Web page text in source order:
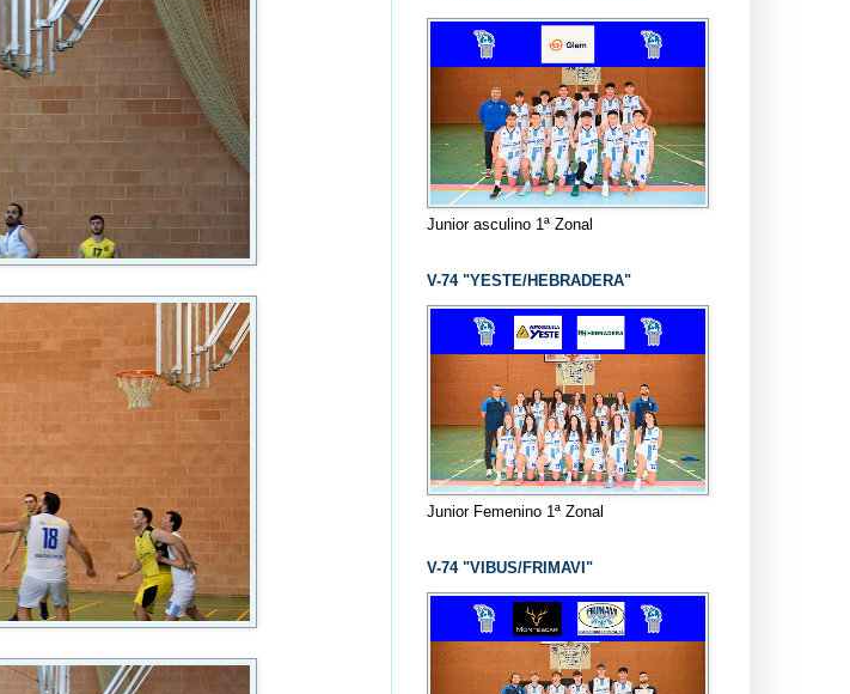
Junior asculino 1ª Zonal
V-74 "YESTE/HEBRADERA"
Junior Femenino 1ª Zonal
V-74 "VIBUS/FRIMAVI"